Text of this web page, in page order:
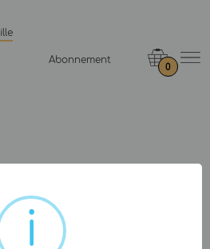
Abonnement
0